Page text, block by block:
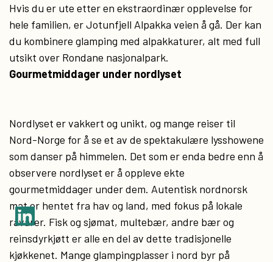
Hvis du er ute etter en ekstraordinær opplevelse for
hele familien, er Jotunfjell Alpakka veien å gå. Der kan
du kombinere glamping med alpakkaturer, alt med full
utsikt over Rondane nasjonalpark.
Gourmetmiddager under nordlyset
Nordlyset er vakkert og unikt, og mange reiser til
Nord-Norge for å se et av de spektakulære lysshowene
som danser på himmelen. Det som er enda bedre enn å
observere nordlyset er å oppleve ekte
gourmetmiddager under dem. Autentisk nordnorsk
mat er hentet fra hav og land, med fokus på lokale
råvarer. Fisk og sjømat, multebær, andre bær og
reinsdyrkjøtt er alle en del av dette tradisjonelle
kjøkkenet. Mange glampingplasser i nord byr på